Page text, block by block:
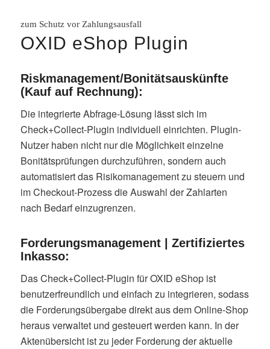
zum Schutz vor Zahlungsausfall
OXID eShop Plugin
Riskmanagement/Bonitätsauskünfte
(Kauf auf Rechnung):
Die integrierte Abfrage-Lösung lässt sich im
Check+Collect-Plugin individuell einrichten. Plugin-
Nutzer haben nicht nur die Möglichkeit einzelne
Bonitätsprüfungen durchzuführen, sondern auch
automatisiert das Risikomanagement zu steuern und
im Checkout-Prozess die Auswahl der Zahlarten
nach Bedarf einzugrenzen.
Forderungsmanagement | Zertifiziertes
Inkasso:
Das Check+Collect-Plugin für OXID eShop ist
benutzerfreundlich und einfach zu integrieren, sodass
die Forderungsübergabe direkt aus dem Online-Shop
heraus verwaltet und gesteuert werden kann. In der
Aktenübersicht ist zu jeder Forderung der aktuelle